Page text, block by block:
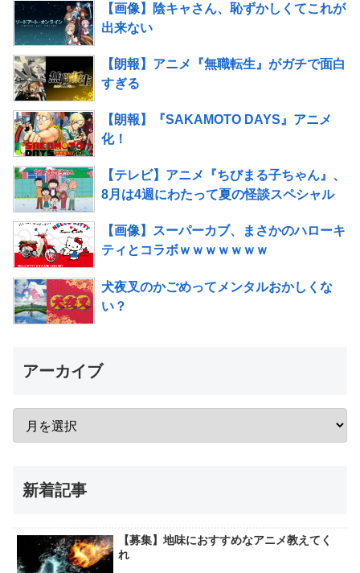
【画像】陰キャさん、恥ずかしくてこれが
出来ない
【朗報】アニメ『無職転生』がガチで面白
すぎる
【朗報】『SAKAMOTO DAYS』アニメ
化！
【テレビ】アニメ『ちびまる子ちゃん』、
8月は4週にわたって夏の怪談スペシャル
【画像】スーパーカブ、まさかのハローキ
ティとコラボｗｗｗｗｗｗｗ
犬夜叉のかごめってメンタルおかしくな
い？
アーカイブ
新着記事
【募集】地味におすすめなアニメ教えてく
れ